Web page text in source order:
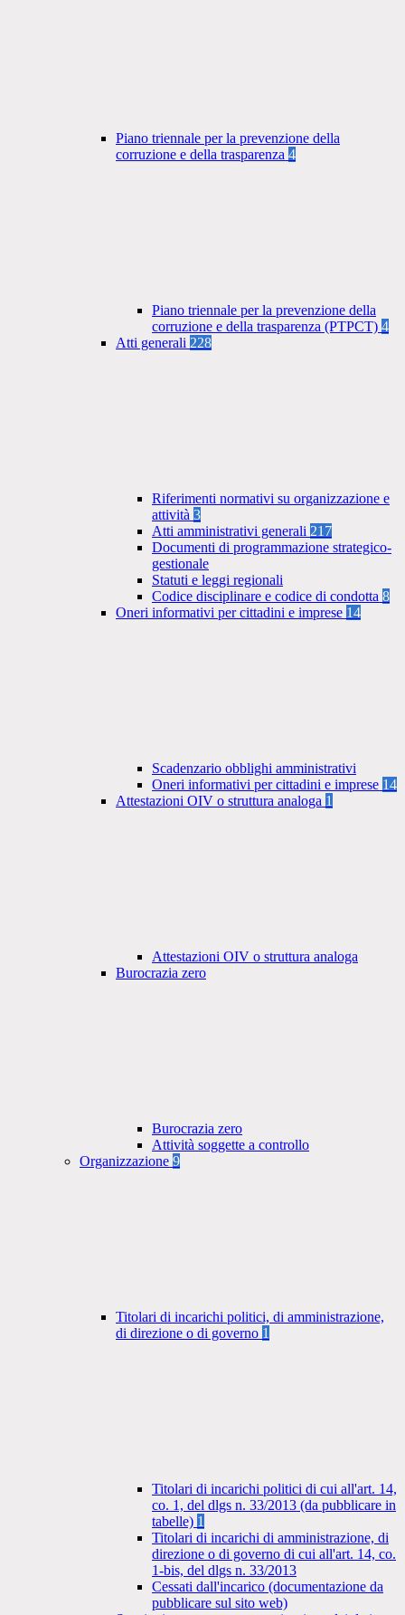
Piano triennale per la prevenzione della
corruzione e della trasparenza 4
Piano triennale per la prevenzione della
corruzione e della trasparenza (PTPCT) 4
Atti generali 228
Riferimenti normativi su organizzazione e
attività 3
Atti amministrativi generali 217
Documenti di programmazione strategico-
gestionale
Statuti e leggi regionali
Codice disciplinare e codice di condotta 8
Oneri informativi per cittadini e imprese 14
Scadenzario obblighi amministrativi
Oneri informativi per cittadini e imprese 14
Attestazioni OIV o struttura analoga 1
Attestazioni OIV o struttura analoga
Burocrazia zero
Burocrazia zero
Attività soggette a controllo
Organizzazione 9
Titolari di incarichi politici, di amministrazione,
di direzione o di governo 1
Titolari di incarichi politici di cui all'art. 14,
co. 1, del dlgs n. 33/2013 (da pubblicare in
tabelle) 1
Titolari di incarichi di amministrazione, di
direzione o di governo di cui all'art. 14, co.
1-bis, del dlgs n. 33/2013
Cessati dall'incarico (documentazione da
pubblicare sul sito web)